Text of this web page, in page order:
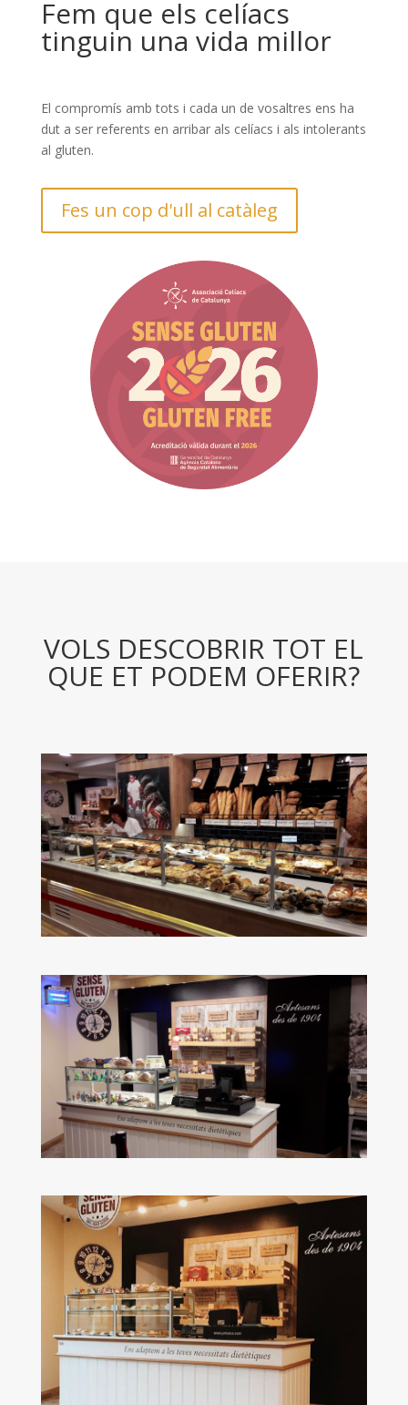
Fem que els celíacs
tinguin una vida millor
El compromís amb tots i cada un de vosaltres ens ha
dut a ser referents en arribar als celíacs i als intolerants
al gluten.
Fes un cop d'ull al catàleg
VOLS DESCOBRIR TOT EL
QUE ET PODEM OFERIR?